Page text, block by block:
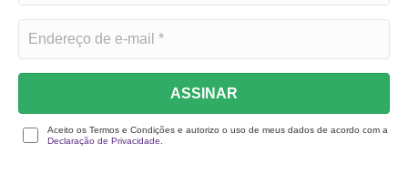
ASSINAR
Aceito os Termos e Condições e autorizo o uso de meus dados de acordo com a
Declaração de Privacidade.